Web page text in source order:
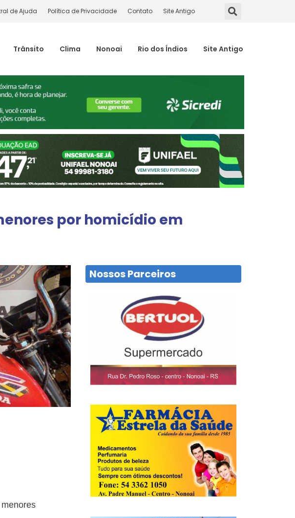
de Ajuda Política de Privacidade Contato Site Antigo
Trânsito Clima Nonoai Rio dos Índios Site Antigo
por homicídio em
Nossos Parceiros